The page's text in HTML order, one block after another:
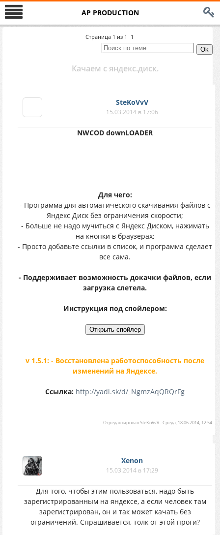
AP PRODUCTION
Страница 1 из 1 1
Качаем с яндекс.диск.
SteKoVvV
15.03.2014 в 17:06
NWCOD downLOADER
Для чего:
- Программа для автоматического скачивания файлов с
Яндекс Диск без ограничения скорости;
- Больше не надо мучиться с Яндекс Диском, нажимать
на кнопки в браузерах;
- Просто добавьте ссылки в список, и программа сделает
все сама.
- Поддерживает возможность докачки файлов, если
загрузка слетела.
Инструкция под спойлером:
v 1.5.1: - Восстановлена работоспособность после
изменений на Яндексе.
Ссылка: http://yadi.sk/d/_NgmzAqQRQrFg
ОтредактировалSteKoVvV-Среда, 18.06.2014, 12:54
Xenon
15.03.2014 в 17:29
Для того, чтобы этим пользоваться, надо быть
зарегистрированным на яндексе, а если человек там
зарегистрирован, он и так может качать без
ограничений. Спрашивается, толк от этой проги?